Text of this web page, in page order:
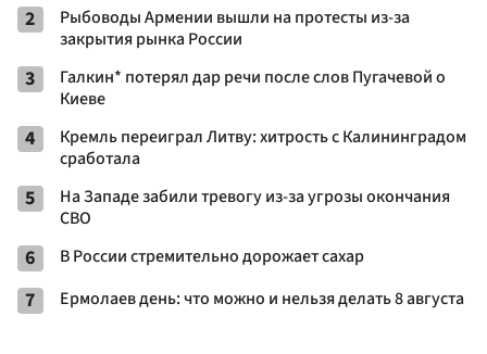
2
Рыбоводы Армении вышли на протесты из-за
закрытия рынка России
3
Галкин* потерял дар речи после слов Пугачевой о
Киеве
4
Кремль переиграл Литву: хитрость с Калининградом
сработала
5
На Западе забили тревогу из-за угрозы окончания
СВО
6 В России стремительно дорожает сахар
7 Ермолаев день: что можно и нельзя делать 8 августа